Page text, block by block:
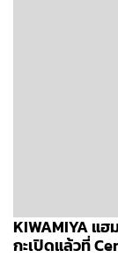
KIWAMIYA แ
กะเปิดแล้วที่